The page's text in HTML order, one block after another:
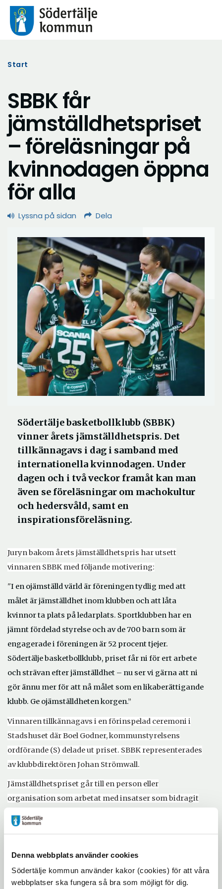
Denna webbplats använder cookies
Södertälje kommun använder kakor (cookies) för att våra
webbplatser ska fungera så bra som möjligt för dig.
Start
SBBK får
jämställdhetspriset
– föreläsningar på
kvinnodagen öppna
för alla
Lyssna på sidan Dela
Södertälje basketbollklubb (SBBK)
vinner årets jämställdhetspris. Det
tillkännagavs i dag i samband med
internationella kvinnodagen. Under
dagen och i två veckor framåt kan man
även se föreläsningar om machokultur
och hedersvåld, samt en
inspirationsföreläsning.
Juryn bakom årets jämställdhetspris har utsett
vinnaren SBBK med följande motivering:
"I en ojämställd värld är föreningen tydlig med att
målet är jämställdhet inom klubben och att låta
kvinnor ta plats på ledarplats. Sportklubben har en
jämnt fördelad styrelse och av de 700 barn som är
engagerade i föreningen är 52 procent tjejer.
Södertälje basketbollklubb, priset får ni för ert arbete
och strävan efter jämställdhet – nu ser vi gärna att ni
gör ännu mer för att nå målet som en likaberättigande
klubb. Ge ojämställdheten korgen.”
Vinnaren tillkännagavs i en förinspelad ceremoni i
Stadshuset där Boel Godner, kommunstyrelsens
ordförande (S) delade ut priset. SBBK representerades
av klubbdirektören Johan Strömwall.
Jämställdhetspriset går till en person eller
organisation som arbetat med insatser som bidragit
Södertälje kommun, Telge AB, Länstidningen och
jämställdhetspriset.
Årets jury består avBoel Godner, kommunstyrelsens